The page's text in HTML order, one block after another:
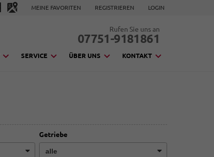
MEINE FAVORITEN REGISTRIEREN LOGIN
Rufen Sie uns an
07751-9181861
SERVICE ÜBER UNS KONTAKT
Getriebe